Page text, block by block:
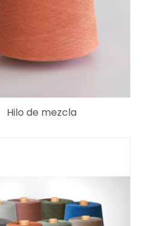
Hilo de mezcla